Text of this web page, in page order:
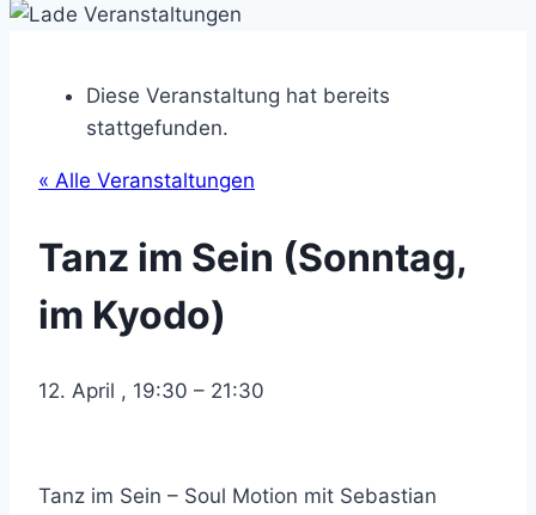
Diese Veranstaltung hat bereits
stattgefunden.
« Alle Veranstaltungen
Tanz im Sein (Sonntag,
im Kyodo)
12. April , 19:30 – 21:30
Tanz im Sein – Soul Motion mit Sebastian